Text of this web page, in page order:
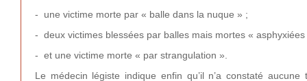
- une victime morte par « balle dans la nuque » ;
- deux victimes blessées par balles mais mortes «
- et une victime morte « par strangulation ».
Le médecin légiste indique enfin qu’il n’a constaté